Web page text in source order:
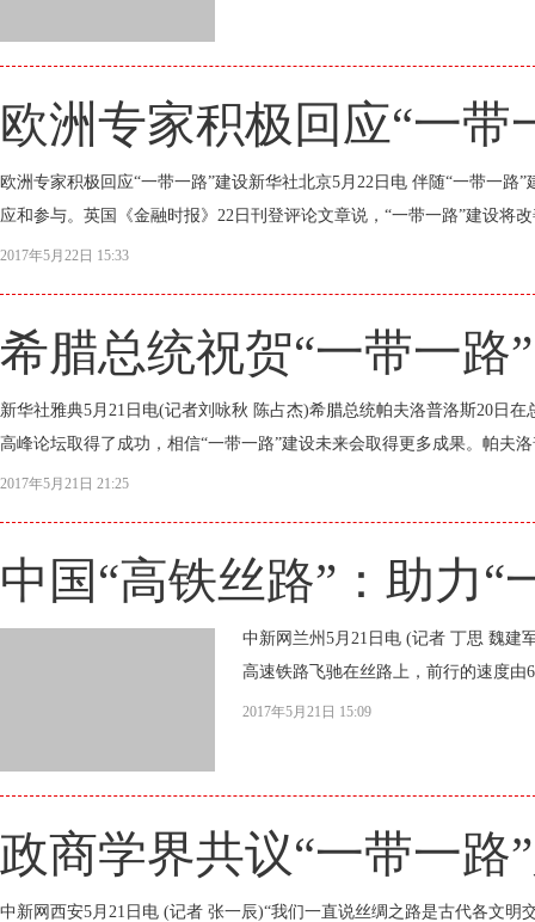
欧洲专家积极回应“一
欧洲专家积极回应“一带一路”建设新华社北京5月22日电 伴随“一带一
应和参与。英国《金融时报》22日刊登评论文章说，“一带一路”建设将
2017年5月22日 15:33
希腊总统祝贺“一带一路
新华社雅典5月21日电(记者刘咏秋 陈占杰)希腊总统帕夫洛普洛斯20日
高峰论坛取得了成功，相信“一带一路”建设未来会取得更多成果。帕夫
2017年5月21日 21:25
中国“高铁丝路”：助力“
中新网兰州5月21日电 (记者 丁思 魏建
高速铁路飞驰在丝路上，前行的速度
2017年5月21日 15:09
政商学界共议“一带一路
中新网西安5月21日电 (记者 张一辰)“我们一直说丝绸之路是古代各文